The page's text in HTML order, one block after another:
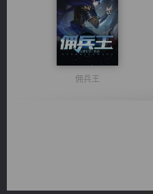
佣兵王